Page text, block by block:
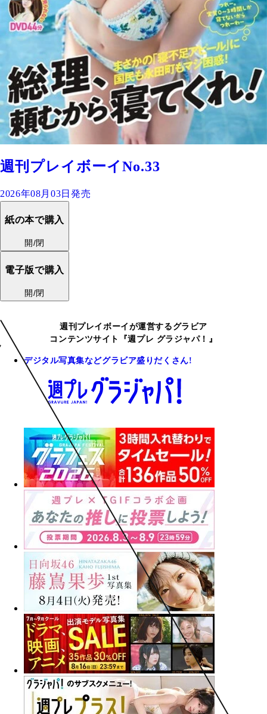
週刊プレイボーイNo.33
2026年08月03日発売
紙の本で購入
開/閉
電子版で購入
開/閉
週刊プレイボーイが運営するグラビア
コンテンツサイト『週プレ グラジャパ！』
デジタル写真集などグラビア盛りだくさん!